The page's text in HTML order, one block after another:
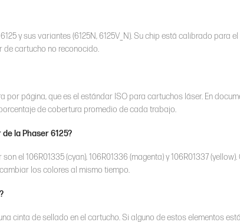
y sus variantes (6125N, 6125V_N). Su chip está calibrado para
de cartucho no reconocido.
por página, que es el estándar ISO para cartuchos láser. En
de cobertura promedio de cada trabajo.
la Phaser 6125?
el 106R01335 (cyan), 106R01336 (magenta) y 106R01337
los colores al mismo tiempo.
cinta de sellado en el cartucho. Si alguno de estos elementos